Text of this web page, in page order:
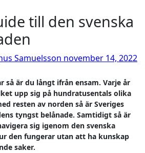
till den svenska
Samuelsson november 14, 2022
upp sig på hundratusentals olika
resten av norden så är Sveriges
tyngst belånade. Samtidigt så är
sig igenom den svenska
den fungerar utan att ha kunskap
saker.